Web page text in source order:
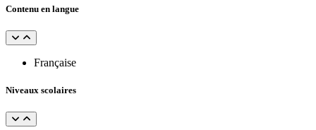
Contenu en langue
Française
Niveaux scolaires